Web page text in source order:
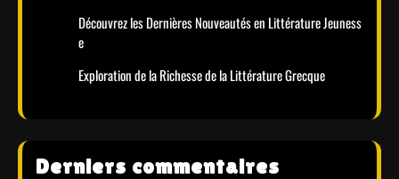
Découvrez les Dernières Nouveautés en Littérature Jeuness
e
Exploration de la Richesse de la Littérature Grecque
Derniers commentaires